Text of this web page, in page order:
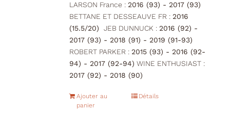
LARSON France : 2016 (93) - 2017 (93)
BETTANE ET DESSEAUVE FR : 2016
(15.5/20)
JEB DUNNUCK : 2016 (92) -
2017 (93) - 2018 (91) - 2019 (91-93)
ROBERT PARKER : 2015 (93) - 2016 (92-
94) - 2017 (92-94) WINE ENTHUSIAST :
2017 (92) - 2018 (90)
Ajouter au
panier
Détails